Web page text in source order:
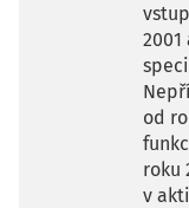
od
roku
v